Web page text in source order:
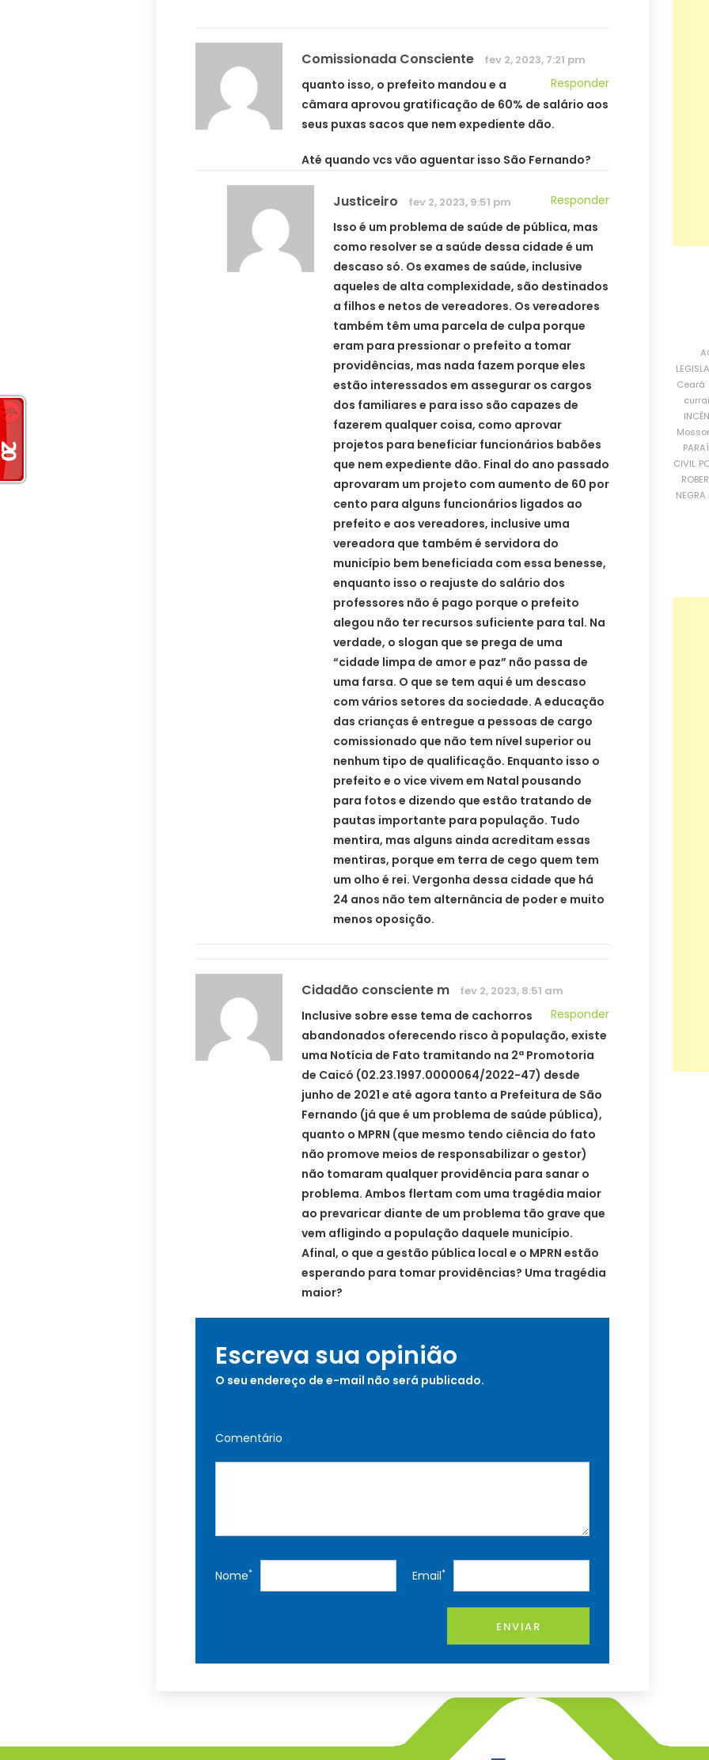
Comissionada Consciente fev 2, 2023, 7:21 pm
Responder
quanto isso, o prefeito mandou e a
câmara aprovou gratificação de 60% de salário aos
seus puxas sacos que nem expediente dão.
Até quando vcs vão aguentar isso São Fernando?
Justiceiro fev 2, 2023, 9:51 pm
Responder
Isso é um problema de saúde de pública, mas
como resolver se a saúde dessa cidade é um
descaso só. Os exames de saúde, inclusive
aqueles de alta complexidade, são destinados
a filhos e netos de vereadores. Os vereadores
também têm uma parcela de culpa porque
eram para pressionar o prefeito a tomar
providências, mas nada fazem porque eles
estão interessados em assegurar os cargos
dos familiares e para isso são capazes de
fazerem qualquer coisa, como aprovar
projetos para beneficiar funcionários babões
que nem expediente dão. Final do ano passado
aprovaram um projeto com aumento de 60 por
cento para alguns funcionários ligados ao
prefeito e aos vereadores, inclusive uma
vereadora que também é servidora do
município bem beneficiada com essa benesse,
enquanto isso o reajuste do salário dos
professores não é pago porque o prefeito
alegou não ter recursos suficiente para tal. Na
verdade, o slogan que se prega de uma
“cidade limpa de amor e paz” não passa de
uma farsa. O que se tem aqui é um descaso
com vários setores da sociedade. A educação
das crianças é entregue a pessoas de cargo
comissionado que não tem nível superior ou
nenhum tipo de qualificação. Enquanto isso o
prefeito e o vice vivem em Natal pousando
para fotos e dizendo que estão tratando de
pautas importante para população. Tudo
mentira, mas alguns ainda acreditam essas
mentiras, porque em terra de cego quem tem
um olho é rei. Vergonha dessa cidade que há
24 anos não tem alternância de poder e muito
menos oposição.
Cidadão consciente m fev 2, 2023, 8:51 am
Responder
Inclusive sobre esse tema de cachorros
abandonados oferecendo risco à população, existe
uma Notícia de Fato tramitando na 2ª Promotoria
de Caicó (02.23.1997.0000064/2022-47) desde
junho de 2021 e até agora tanto a Prefeitura de São
Fernando (já que é um problema de saúde pública),
quanto o MPRN (que mesmo tendo ciência do fato
não promove meios de responsabilizar o gestor)
não tomaram qualquer providência para sanar o
problema. Ambos flertam com uma tragédia maior
ao prevaricar diante de um problema tão grave que
vem afligindo a população daquele município.
Afinal, o que a gestão pública local e o MPRN estão
esperando para tomar providências? Uma tragédia
maior?
Escreva sua opinião
O seu endereço de e-mail não será publicado.
Comentário
Nome* Email*
ENVIAR
Ceará
CIVIL
NEGRA